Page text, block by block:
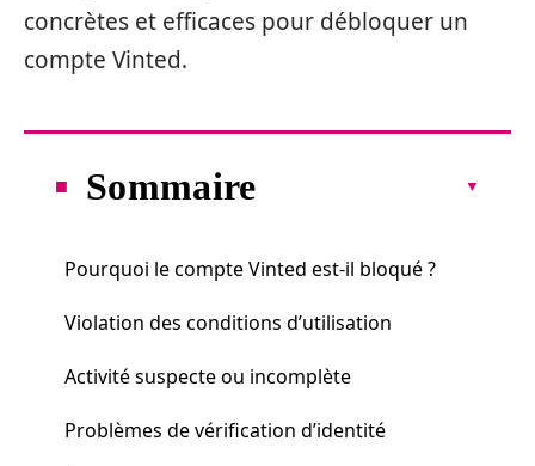
concrètes et efficaces pour débloquer un
compte Vinted.
Sommaire
Pourquoi le compte Vinted est-il bloqué ?
Violation des conditions d’utilisation
Activité suspecte ou incomplète
Problèmes de vérification d’identité